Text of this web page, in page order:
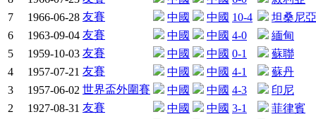
7
1966-06-28 友賽 中國 中國 10-4
坦桑尼亞
6
1963-09-04 友賽 中國 中國 4-0
緬甸
5
1959-10-03 友賽 中國 中國 0-1
蘇聯
4
1957-07-21 友賽 中國 中國 4-1
蘇丹
3
1957-06-02 世界盃外圍賽 中國 中國 4-3
印尼
2
1927-08-31 友賽 中國 中國 3-1
菲律賓